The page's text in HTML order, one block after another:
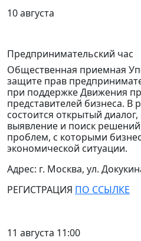
10 августа
Предпринимательский час
Общественная приемная
защите прав
при поддержке Движения
представителей бизнеса. В
состоится открытый
выявление и поиск
проблем, с которыми
экономической ситуации.
Адрес: г. Москва, ул.
РЕГИСТРАЦИЯ ПО ССЫЛКЕ
11 августа 11:00